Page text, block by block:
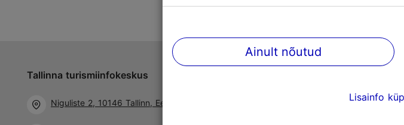
Tallinna turismiinfokeskus
Niguliste 2, 10146 Tallinn, Eesti
Ainult nõutud
Lisainfo